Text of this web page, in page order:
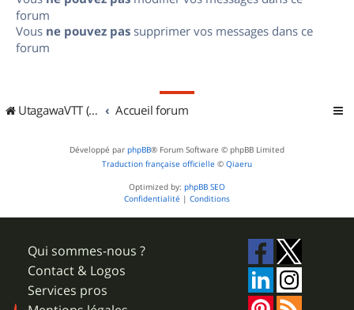
forum
Vous ne pouvez pas supprimer vos messages dans ce
forum
UtagawaVTT (Randos VTT et VTTAE avec traces GPS) Accueil forum
Développé par phpBB® Forum Software © phpBB Limited
Traduction française officielle © Qiaeru
Optimized by: phpBB SEO
Confidentialité | Conditions
Qui sommes-nous ?
Contact & Logos
Services pros